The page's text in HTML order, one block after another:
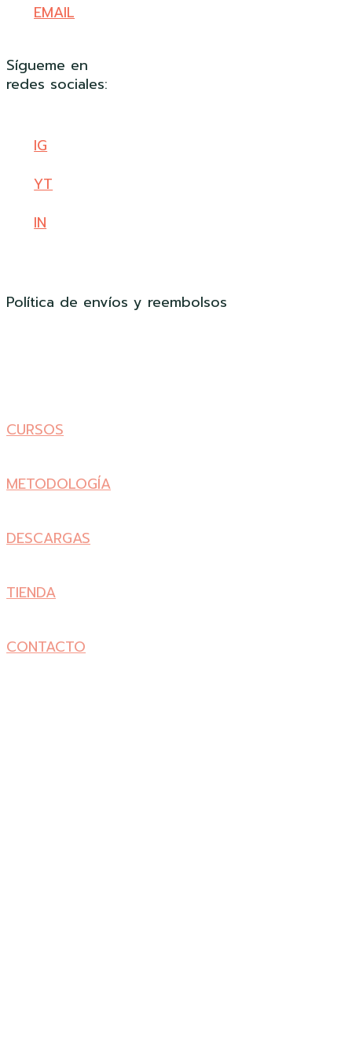
EMAIL
Sígueme en
redes sociales:
IG
YT
IN
Política de envíos y reembolsos
CURSOS
METODOLOGÍA
DESCARGAS
TIENDA
CONTACTO